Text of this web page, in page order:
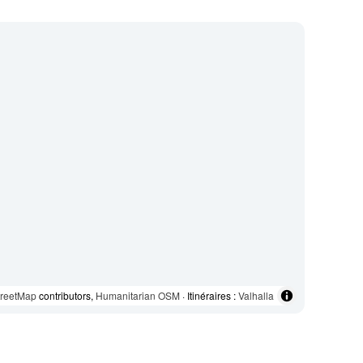
contributors, Humanitarian OSM · Itinéraires :Valhalla